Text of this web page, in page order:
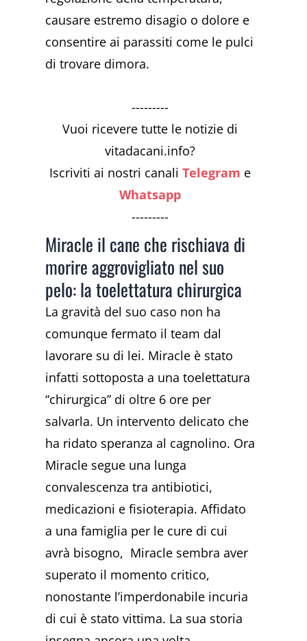
causare estremo disagio o dolore e
consentire ai parassiti come le pulci
di trovare dimora.
---------
Vuoi ricevere tutte le notizie di
vitadacani.info?
Iscriviti ai nostri canaliTelegram e
Whatsapp
---------
Miracle il cane che rischiava di
morire aggrovigliato nel suo
pelo: la toelettatura chirurgica
La gravità del suo caso non ha
comunque fermato il team dal
lavorare su di lei. Miracle è stato
infatti sottoposta a una toelettatura
“chirurgica” di oltre 6 ore per
salvarla. Un intervento delicato che
ha ridato speranza al cagnolino. Ora
Miracle segue una lunga
convalescenza tra antibiotici,
medicazioni e fisioterapia. Affidato
a una famiglia per le cure di cui
avrà bisogno, Miracle sembra aver
superato il momento critico,
nonostante l’imperdonabile incuria
di cui è stato vittima. La sua storia